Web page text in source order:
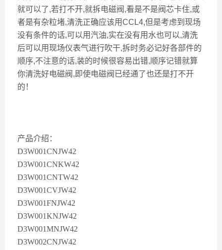
就可以了,若打不开,就拆电磁阀,看是不是阀芯卡住,或
者是有杂粒堵,清洗正确应该用CCL4,但是考虑到现场
没有条件的话,可以用汽油,实在没有用水也可以,清洗
后可以用现场仪表气进行吹干,拆时务必记好各部件的
顺序,不注意的话,装的时候很容易出错,顺序记错就算
你清洗好电磁阀,即使电磁阀已经通了也还是打不开
的！
产品介绍：
D3W001CNJW42
D3W001CNKW42
D3W001CNTW42
D3W001CVJW42
D3W001FNJW42
D3W001KNJW42
D3W001MNJW42
D3W002CNJW42